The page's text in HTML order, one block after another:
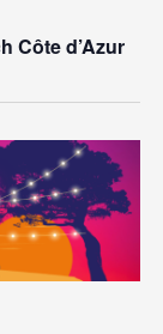
Côte d’Azur